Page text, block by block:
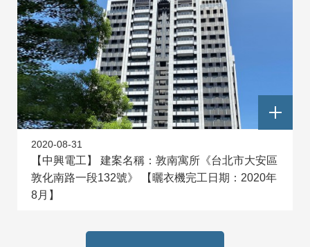
2020-08-31
【中興電工】 建案名稱：敦南寓所《台北市大安區
敦化南路一段132號》 【曬衣機完工日期：2020年
8月】